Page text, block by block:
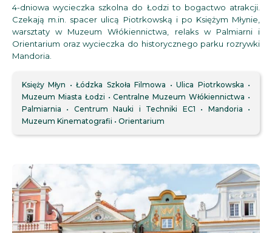
4-dniowa wycieczka szkolna do Łodzi to bogactwo atrakcji.
Czekają m.in. spacer ulicą Piotrkowską i po Księżym Młynie,
warsztaty w Muzeum Włókiennictwa, relaks w Palmiarni i
Orientarium oraz wycieczka do historycznego parku rozrywki
Mandoria.
Księży Młyn Łódzka Szkoła Filmowa
Ulica Piotrkowska
Muzeum Miasta Łodzi
Centralne Muzeum Włókiennictwa
Palmiarnia
Centrum Nauki i Techniki EC1
Mandoria
Muzeum Kinematografii
Orientarium